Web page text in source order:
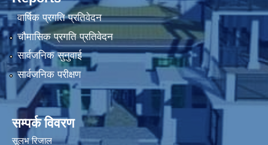
वार्षिक प्रगति प्रतिवेदन
चौमासिक प्रगति प्रतिवेदन
सार्वजनिक सुनुवाई
सार्वजनिक परीक्षण
सम्पर्क विवरण
सूलभ रिजाल